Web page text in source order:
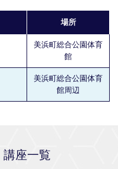
場所
美浜町総合公園体育
館
美浜町総合公園体育
館周辺
講座一覧